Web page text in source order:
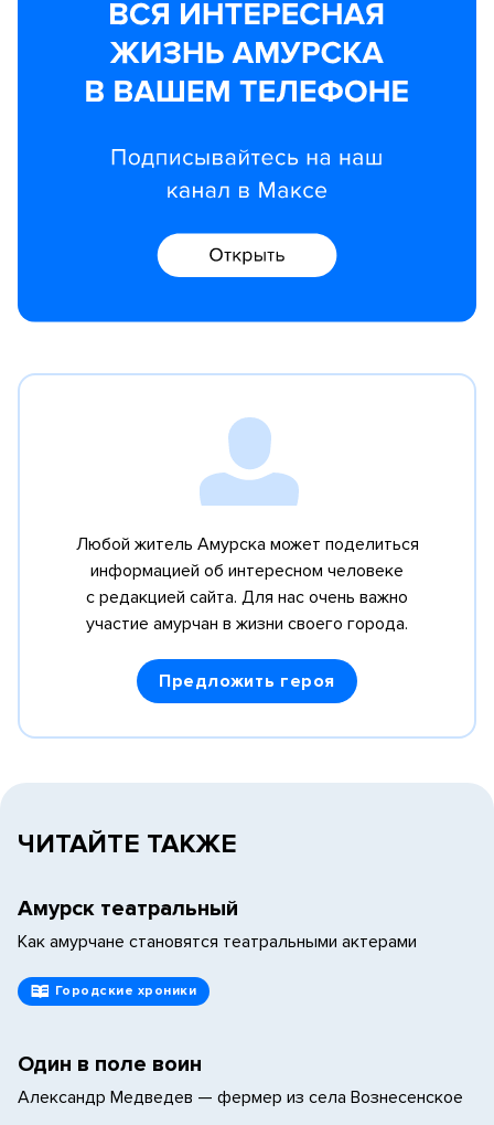
Любой житель Амурска может поделиться
информацией об интересном человеке
с редакцией сайта. Для нас очень важно
участие амурчан в жизни своего города.
Предложить героя
ЧИТАЙТЕ ТАКЖЕ
Амурск театральный
Как амурчане становятся театральными актерами
Городские хроники
Один в поле воин
Александр Медведев — фермер из села Вознесенское